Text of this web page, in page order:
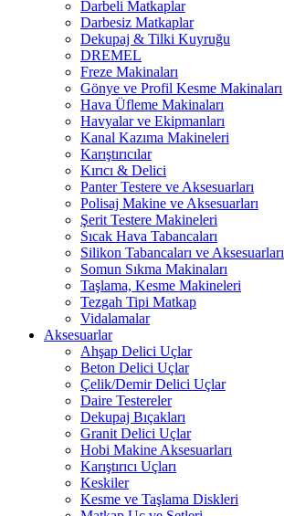
Darbeli Matkaplar
Darbesiz Matkaplar
Dekupaj & Tilki Kuyruğu
DREMEL
Freze Makinaları
Gönye ve Profil Kesme Makinaları
Hava Üfleme Makinaları
Havyalar ve Ekipmanları
Kanal Kazıma Makineleri
Karıştırıcılar
Kırıcı & Delici
Panter Testere ve Aksesuarları
Polisaj Makine ve Aksesuarları
Şerit Testere Makineleri
Sıcak Hava Tabancaları
Silikon Tabancaları ve Aksesuarları
Somun Sıkma Makinaları
Taşlama, Kesme Makineleri
Tezgah Tipi Matkap
Vidalamalar
Aksesuarlar
Ahşap Delici Uçlar
Beton Delici Uçlar
Çelik/Demir Delici Uçlar
Daire Testereler
Dekupaj Bıçakları
Granit Delici Uçlar
Hobi Makine Aksesuarları
Karıştırıcı Uçları
Keskiler
Kesme ve Taşlama Diskleri